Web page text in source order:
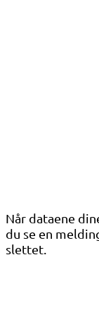
Når dataene
du se en
slettet.